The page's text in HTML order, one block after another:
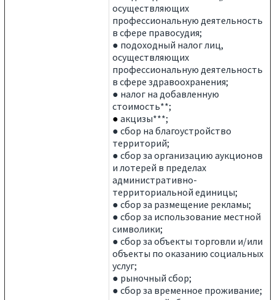
осуществляющих
профессиональную деятельность
в сфере правосудия;
● подоходный налог лиц,
осуществляющих
профессиональную деятельность
в сфере здравоохранения;
● налог на добавленную
стоимость**;
● акцизы***;
● сбор на благоустройство
территорий;
● сбор за организацию аукционов
и лотерей в пределах
административно-
территориальной единицы;
● сбор за размещение рекламы;
● сбор за использование местной
символики;
● сбор за объекты торговли и/или
объекты по оказанию социальных
услуг;
● рыночный сбор;
● сбор за временное проживание;